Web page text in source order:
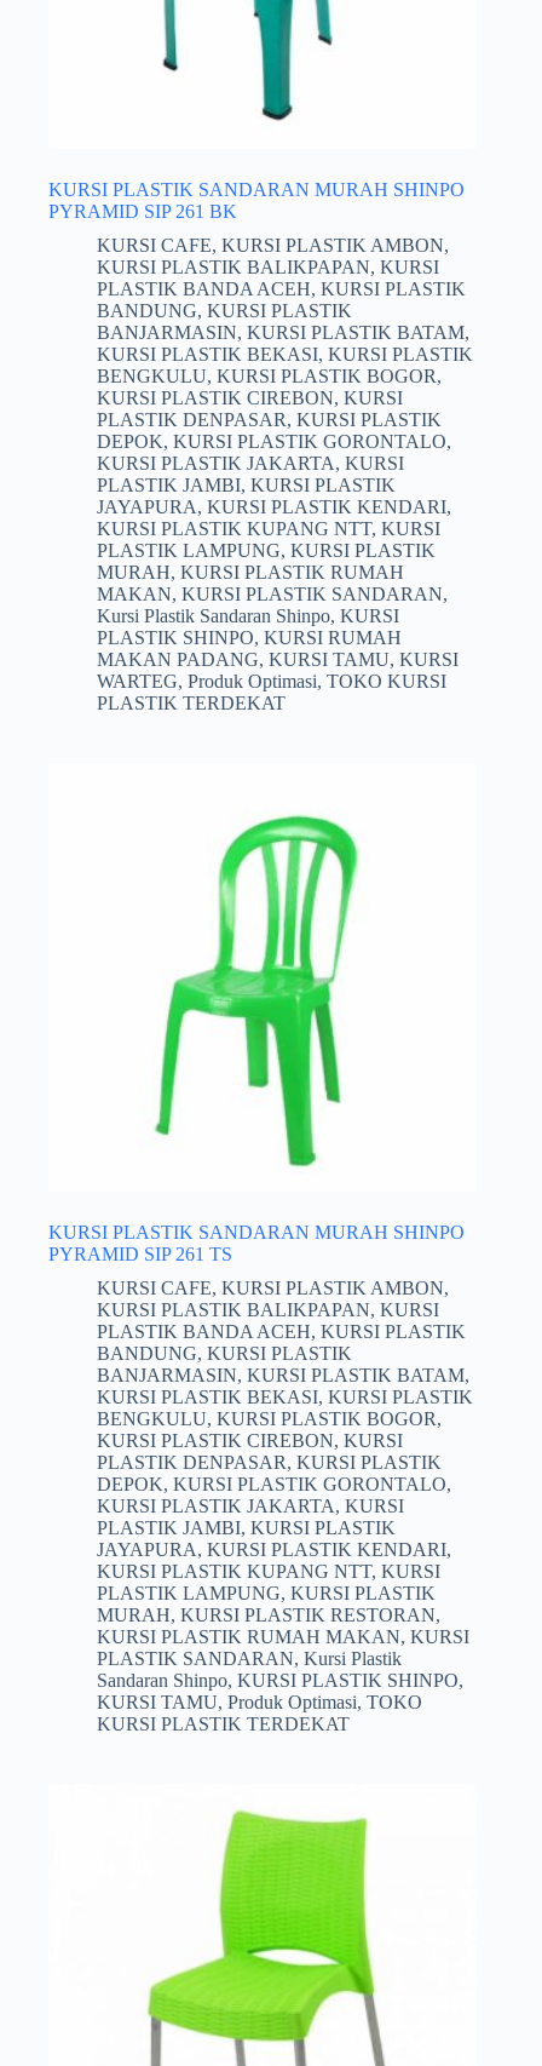
KURSI PLASTIK SANDARAN MURAH SHINPO
PYRAMID SIP 261 BK
KURSI CAFE, KURSI PLASTIK AMBON,
KURSI PLASTIK BALIKPAPAN, KURSI
PLASTIK BANDA ACEH, KURSI PLASTIK
BANDUNG, KURSI PLASTIK
BANJARMASIN, KURSI PLASTIK BATAM,
KURSI PLASTIK BEKASI, KURSI PLASTIK
BENGKULU, KURSI PLASTIK BOGOR,
KURSI PLASTIK CIREBON, KURSI
PLASTIK DENPASAR, KURSI PLASTIK
DEPOK, KURSI PLASTIK GORONTALO,
KURSI PLASTIK JAKARTA, KURSI
PLASTIK JAMBI, KURSI PLASTIK
JAYAPURA, KURSI PLASTIK KENDARI,
KURSI PLASTIK KUPANG NTT, KURSI
PLASTIK LAMPUNG, KURSI PLASTIK
MURAH, KURSI PLASTIK RUMAH
MAKAN, KURSI PLASTIK SANDARAN,
Kursi Plastik Sandaran Shinpo, KURSI
PLASTIK SHINPO, KURSI RUMAH
MAKAN PADANG, KURSI TAMU, KURSI
WARTEG, Produk Optimasi, TOKO KURSI
PLASTIK TERDEKAT
KURSI PLASTIK SANDARAN MURAH SHINPO
PYRAMID SIP 261 TS
KURSI CAFE, KURSI PLASTIK AMBON,
KURSI PLASTIK BALIKPAPAN, KURSI
PLASTIK BANDA ACEH, KURSI PLASTIK
BANDUNG, KURSI PLASTIK
BANJARMASIN, KURSI PLASTIK BATAM,
KURSI PLASTIK BEKASI, KURSI PLASTIK
BENGKULU, KURSI PLASTIK BOGOR,
KURSI PLASTIK CIREBON, KURSI
PLASTIK DENPASAR, KURSI PLASTIK
DEPOK, KURSI PLASTIK GORONTALO,
KURSI PLASTIK JAKARTA, KURSI
PLASTIK JAMBI, KURSI PLASTIK
JAYAPURA, KURSI PLASTIK KENDARI,
KURSI PLASTIK KUPANG NTT, KURSI
PLASTIK LAMPUNG, KURSI PLASTIK
MURAH, KURSI PLASTIK RESTORAN,
KURSI PLASTIK RUMAH MAKAN, KURSI
PLASTIK SANDARAN, Kursi Plastik
Sandaran Shinpo, KURSI PLASTIK SHINPO,
KURSI TAMU, Produk Optimasi, TOKO
KURSI PLASTIK TERDEKAT